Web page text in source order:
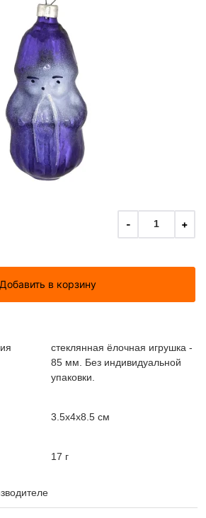
- 1 +
Добавить в корзину
стеклянная ёлочная игрушка -
85 мм. Без индивидуальной
упаковки.
3.5x4x8.5 см
17 г